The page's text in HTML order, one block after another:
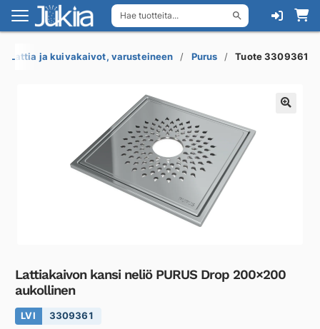
Hae tuotteita...
Siirry
navigointiin
Siirry
sisältöön
Lattia ja kuivakaivot, varusteineen Purus Tuote 3309361
Lattiakaivon kansi neliö PURUS Drop 200×200
aukollinen
LVI 3309361